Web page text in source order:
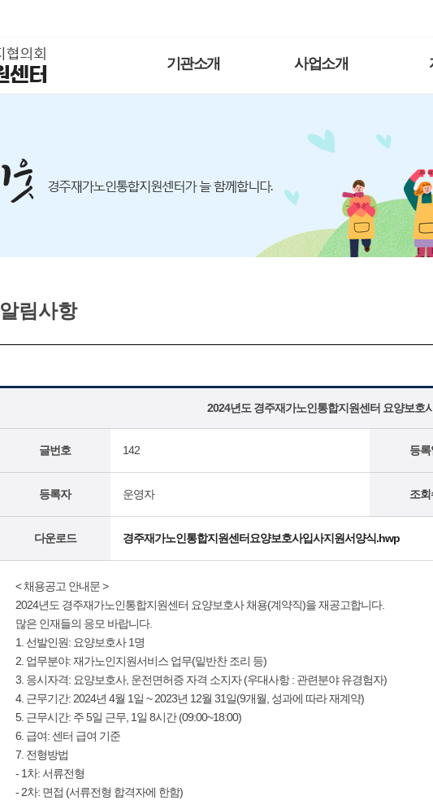
기관소개 사업소개
알림사항
2024년도 경주재가노인통합지원센터 요양보호
글번호 142 등록
등록자 운영자 조회
다운로드 경주재가노인통합지원센터요양보호사입사지원서양식.hwp
< 채용공고 안내문 >
2024년도 경주재가노인통합지원센터 요양보호사 채용(계약직)을 재공고합니다.
많은 인재들의 응모 바랍니다.
1. 선발인원: 요양보호사 1명
2. 업무분야: 재가노인지원서비스 업무(밑반찬 조리 등)
3. 응시자격: 요양보호사, 운전면허증 자격 소지자 (우대사항 : 관련분야 유경험자)
4. 근무기간: 2024년 4월 1일 ~ 2023년 12월 31일(9개월, 성과에 따라 재계약)
5. 근무시간: 주 5일 근무, 1일 8시간 (09:00~18:00)
6. 급여: 센터 급여 기준
7. 전형방법
- 1차: 서류전형
- 2차: 면접 (서류전형 합격자에 한함)